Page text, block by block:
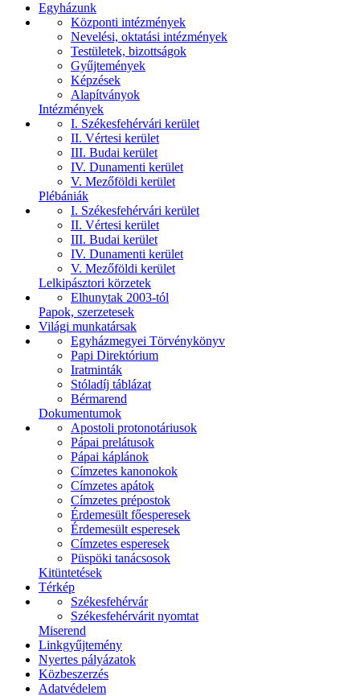
Egyházunk
Központi intézmények
Nevelési, oktatási intézmények
Testületek, bizottságok
Gyűjtemények
Képzések
Alapítványok
Intézmények
I. Székesfehérvári kerület
II. Vértesi kerület
III. Budai kerület
IV. Dunamenti kerület
V. Mezőföldi kerület
Plébániák
I. Székesfehérvári kerület
II. Vértesi kerület
III. Budai kerület
IV. Dunamenti kerület
V. Mezőföldi kerület
Lelkipásztori körzetek
Elhunytak 2003-tól
Papok, szerzetesek
Világi munkatársak
Egyházmegyei Törvénykönyv
Papi Direktórium
Iratminták
Stóladíj táblázat
Bérmarend
Dokumentumok
Apostoli protonotáriusok
Pápai prelátusok
Pápai káplánok
Címzetes kanonokok
Címzetes apátok
Címzetes prépostok
Érdemesült főesperesek
Érdemesült esperesek
Címzetes esperesek
Püspöki tanácsosok
Kitüntetések
Térkép
Székesfehérvár
Székesfehérvárit nyomtat
Miserend
Linkgyűjtemény
Nyertes pályázatok
Közbeszerzés
Adatvédelem